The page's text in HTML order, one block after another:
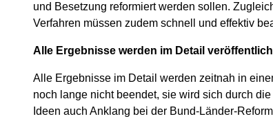
und Besetzung reformiert werden sollen.
Verfahren müssen zudem schnell und effektiv
Alle Ergebnisse werden im Detail
Alle Ergebnisse im Detail werden zeitnah in
noch lange nicht beendet, sie wird sich durch
Ideen auch Anklang bei der Bund-Länder-